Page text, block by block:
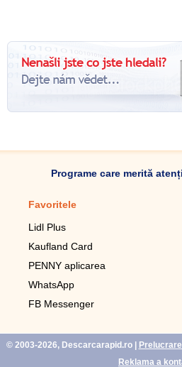
Programe care merită
Favoritele
Lidl Plus
Kaufland Card
PENNY aplicarea
WhatsApp
FB Messenger
© 2003-2026, Descarcarapid.ro|
Reklama a